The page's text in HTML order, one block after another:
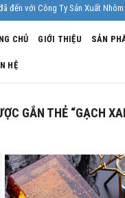
với Công Ty Sản Xuất Nhôm
CHỦ GIỚI THIỆU SẢN
HỆ
GẮN THẺ “GẠCH